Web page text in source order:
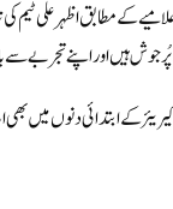
کے مطابق اظہر علی ٹیم کی
ہیں اور اپنے تجربے سے
کے ابتدائی دنوں